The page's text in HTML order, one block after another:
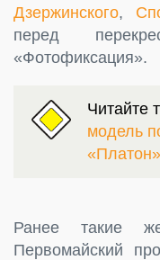
Дзержинского,
перед
«Фотофиксация».
Читайте
модель
Ранее такие
Первомайский